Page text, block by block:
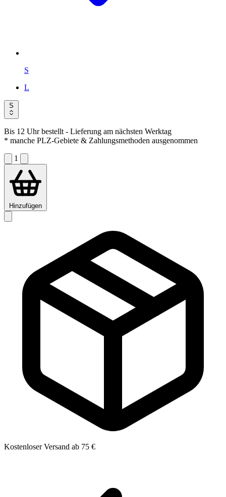
S
L
S
Bis 12 Uhr bestellt- Lieferung am nächsten Werktag
* manche PLZ-Gebiete & Zahlungsmethoden ausgenommen
1
Hinzufügen
Kostenloser Versand ab 75 €